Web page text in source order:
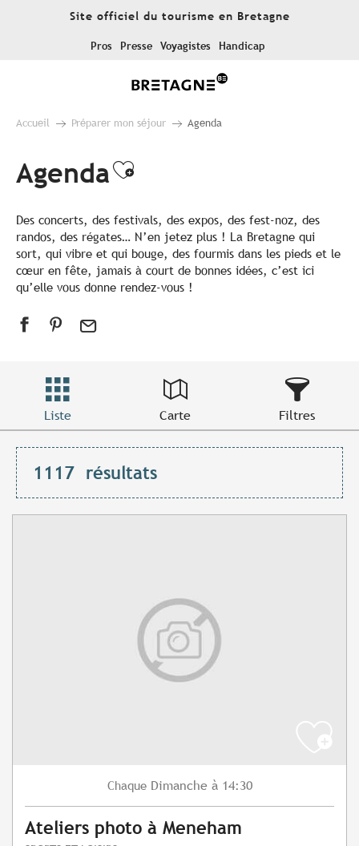
Site officiel du tourisme en Bretagne
Pros Presse Voyagistes Handicap
Accueil Préparer mon séjour Agenda
AgendaAjouter aux favoris
Des concerts, des festivals, des expos, des fest-noz, des
randos, des régates… N’en jetez plus ! La Bretagne qui
sort, qui vibre et qui bouge, des fourmis dans les pieds et le
cœur en fête, jamais à court de bonnes idées, c’est ici
qu’elle vous donne rendez-vous !
Liste Carte Filtres
1117 résultats
Chaque Dimanche à 14:30
Ateliers photo à Meneham